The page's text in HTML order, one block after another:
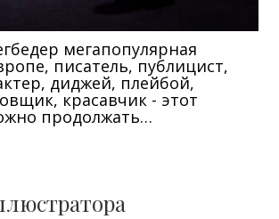
мегапопулярная
писатель, публицист,
диджей, плейбой,
красавчик - этот
продолжать…